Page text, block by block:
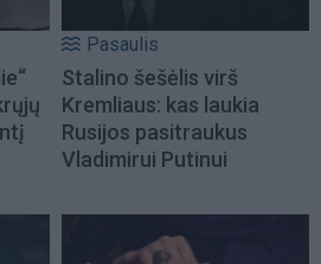
Pasaulis
Stalino šešėlis virš
Kremliaus: kas laukia
Rusijos pasitraukus
Vladimirui Putinui